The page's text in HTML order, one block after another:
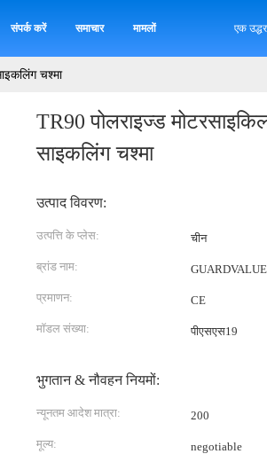
संपर्क करें समाचार मामलों एक
चश्मा
TR90 पोलराइज्ड
साइकलिंग चश्मा
उत्पाद विवरण:
उत्पत्ति के प्लेस: चीन
ब्रांड नाम: GUARDVALUE
प्रमाणन: CE
मॉडल संख्या: पीएसएस19
भुगतान & नौवहन नियमों:
न्यूनतम आदेश मात्रा: 200
मूल्य: negotiable